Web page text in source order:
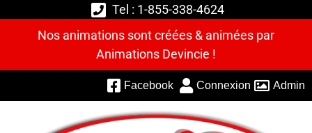
Tel : 1-855-338-4624
Nos animations sont créées & animées par
Animations Devincie !
Facebook Connexion Admin